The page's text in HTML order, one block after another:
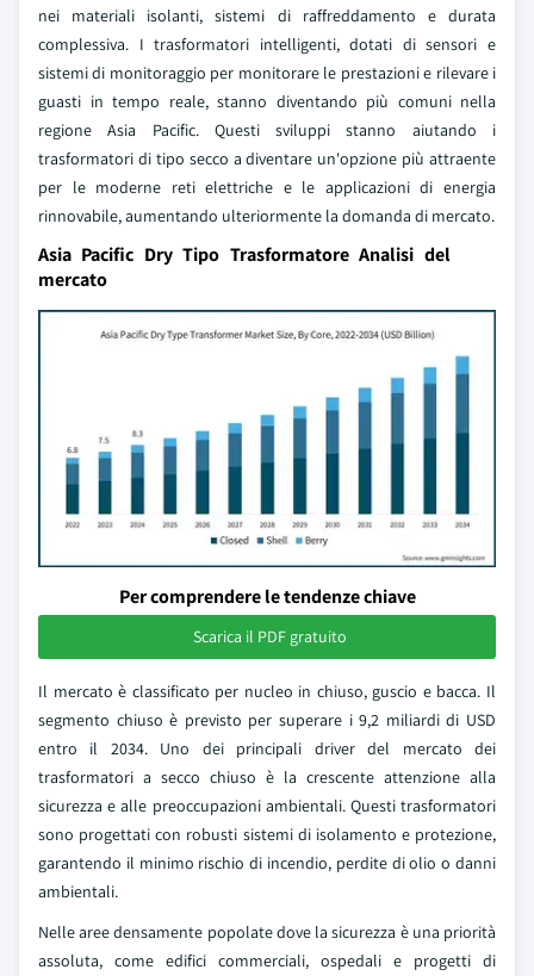
nei materiali isolanti, sistemi di raffreddamento e durata
complessiva. I trasformatori intelligenti, dotati di sensori e
sistemi di monitoraggio per monitorare le prestazioni e rilevare i
guasti in tempo reale, stanno diventando più comuni nella
regione Asia Pacific. Questi sviluppi stanno aiutando i
trasformatori di tipo secco a diventare un'opzione più attraente
per le moderne reti elettriche e le applicazioni di energia
rinnovabile, aumentando ulteriormente la domanda di mercato.
Asia Pacific Dry Tipo Trasformatore Analisi del
mercato
Per comprendere le tendenze chiave
Scarica il PDF gratuito
Il mercato è classificato per nucleo in chiuso, guscio e bacca. Il
segmento chiuso è previsto per superare i 9,2 miliardi di USD
entro il 2034. Uno dei principali driver del mercato dei
trasformatori a secco chiuso è la crescente attenzione alla
sicurezza e alle preoccupazioni ambientali. Questi trasformatori
sono progettati con robusti sistemi di isolamento e protezione,
garantendo il minimo rischio di incendio, perdite di olio o danni
ambientali.
Nelle aree densamente popolate dove la sicurezza è una priorità
assoluta, come edifici commerciali, ospedali e progetti di